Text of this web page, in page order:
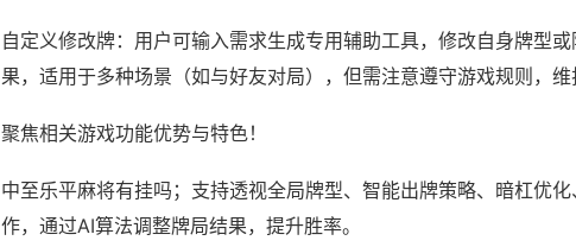
自定义修改牌：用户可输入需求生成专用辅助工具，修改自身牌型
果，适用于多种场景（如与好友对局），但需注意遵守游戏规则，维
聚焦相关游戏功能优势与特色！
中至乐平麻将有挂吗；支持透视全局牌型、智能出牌策略、暗杠优
作，通过AI算法调整牌局结果，提升胜率。